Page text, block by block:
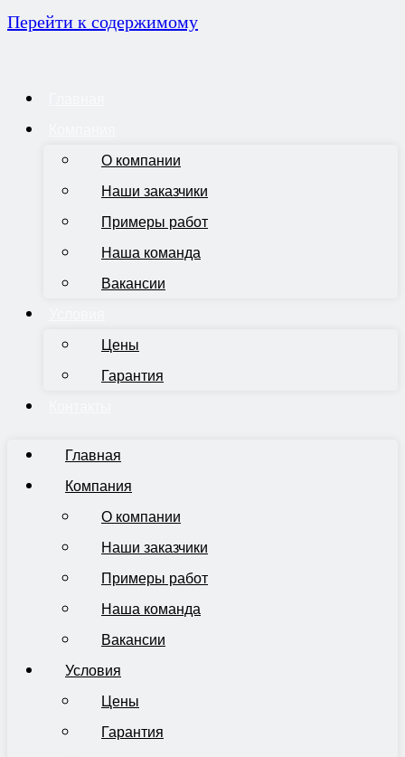
Перейти к содержимому
О компании
Наши заказчики
Примеры работ
Наша команда
Вакансии
Цены
Гарантия
Главная
Компания
О компании
Наши заказчики
Примеры работ
Наша команда
Вакансии
Условия
Цены
Гарантия